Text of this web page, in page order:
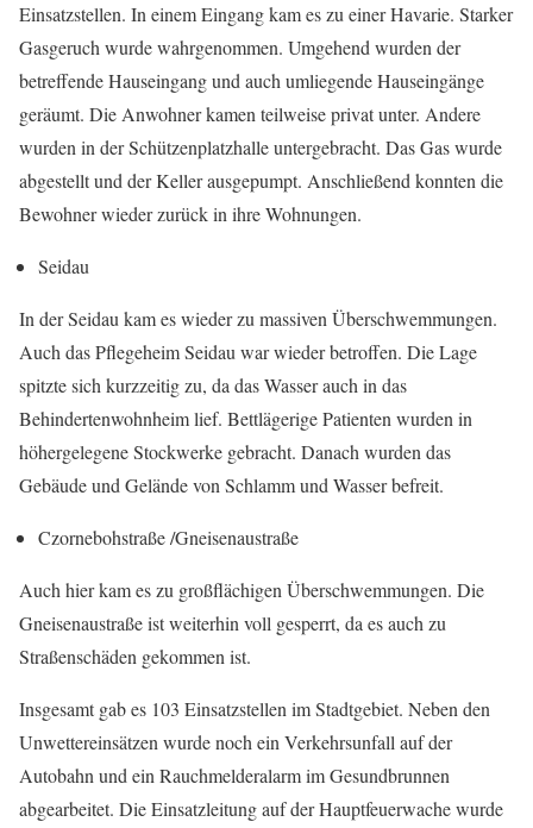
Einsatzstellen. In einem Eingang kam es zu einer Havarie. Starker
Gasgeruch wurde wahrgenommen. Umgehend wurden der
betreffende Hauseingang und auch umliegende Hauseingänge
geräumt. Die Anwohner kamen teilweise privat unter. Andere
wurden in der Schützenplatzhalle untergebracht. Das Gas wurde
abgestellt und der Keller ausgepumpt. Anschließend konnten die
Bewohner wieder zurück in ihre Wohnungen.
Seidau
In der Seidau kam es wieder zu massiven Überschwemmungen.
Auch das Pflegeheim Seidau war wieder betroffen. Die Lage
spitzte sich kurzzeitig zu, da das Wasser auch in das
Behindertenwohnheim lief. Bettlägerige Patienten wurden in
höhergelegene Stockwerke gebracht. Danach wurden das
Gebäude und Gelände von Schlamm und Wasser befreit.
Czornebohstraße /Gneisenaustraße
Auch hier kam es zu großflächigen Überschwemmungen. Die
Gneisenaustraße ist weiterhin voll gesperrt, da es auch zu
Straßenschäden gekommen ist.
Insgesamt gab es 103 Einsatzstellen im Stadtgebiet. Neben den
Unwettereinsätzen wurde noch ein Verkehrsunfall auf der
Autobahn und ein Rauchmelderalarm im Gesundbrunnen
abgearbeitet. Die Einsatzleitung auf der Hauptfeuerwache wurde